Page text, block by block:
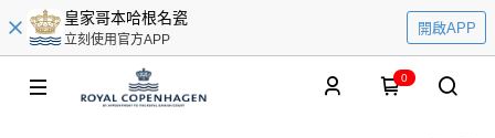
皇家哥本哈根名瓷
立刻使用官方APP
開啟APP
0